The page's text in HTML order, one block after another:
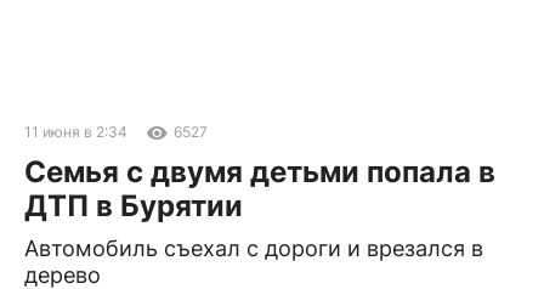
11 июня в 2:34 6527
Семья с двумя детьми попала в
ДТП в Бурятии
Автомобиль съехал с дороги и врезался в
дерево